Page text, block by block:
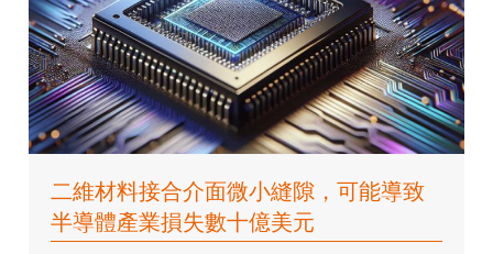
二維材料接合介面微小縫隙，可能導致
半導體產業損失數十億美元